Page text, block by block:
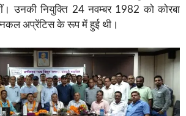
उनकी नियुक्ति 24 नवम्बर 1982 को कोरबा
अप्रेंटिस के रूप में हुई थी।